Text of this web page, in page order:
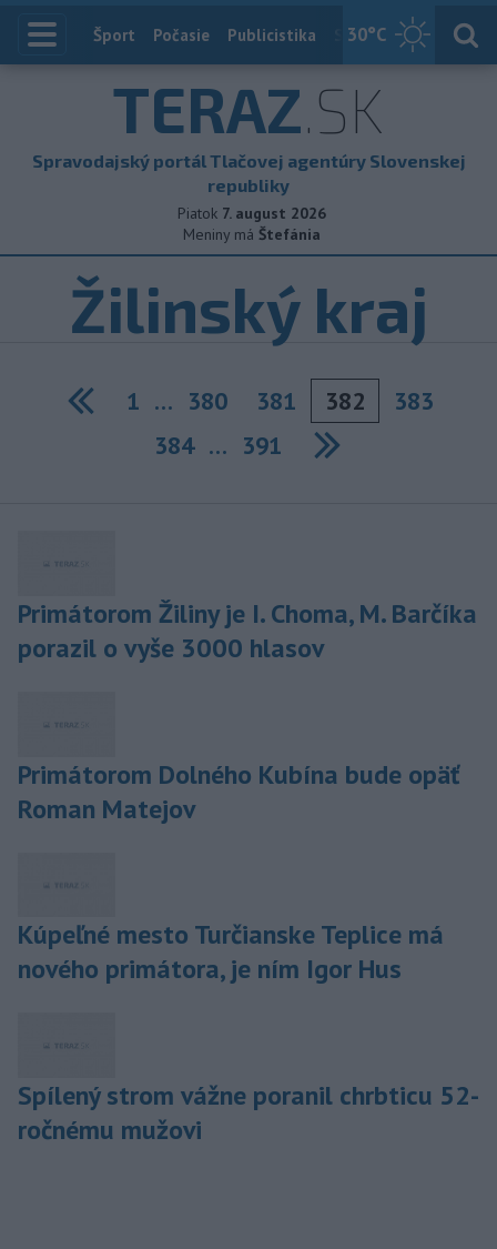
30°C
Index
Šport Počasie Publicistika Slovensko
TERAZ.SK
Spravodajský portál Tlačovej agentúry Slovenskej
republiky
Piatok 7. august 2026
Meniny má Štefánia
Žilinský kraj
Previous
1 … 380 381 382
383
384 … 391
Primátorom Žiliny je I. Choma, M. Barčíka
porazil o vyše 3000 hlasov
Primátorom Dolného Kubína bude opäť
Roman Matejov
Kúpeľné mesto Turčianske Teplice má
nového primátora, je ním Igor Hus
Spílený strom vážne poranil chrbticu 52-
ročnému mužovi